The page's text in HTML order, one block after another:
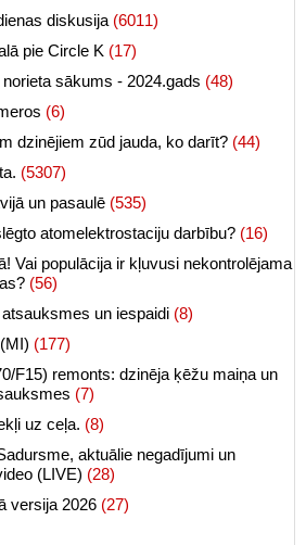
diskusija (6011)
pie Circle K (17)
sākums - 2024.gads (48)
(6)
dzinējiem zūd jauda, ko darīt? (44)
(5307)
un pasaulē (535)
atomelektrostaciju darbību? (16)
Vai populācija ir kļuvusi nekontrolējama
(56)
un iespaidi (8)
(177)
F15) remonts: dzinēja ķēžu maiņa un
(7)
uz ceļa. (8)
aktuālie negadījumi un
(LIVE) (28)
versija 2026 (27)